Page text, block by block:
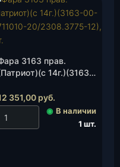
3163 прав.
14г.)(3163-
2308.3775-12), шт.
351,00 руб.
◉ В наличии
1 шт.